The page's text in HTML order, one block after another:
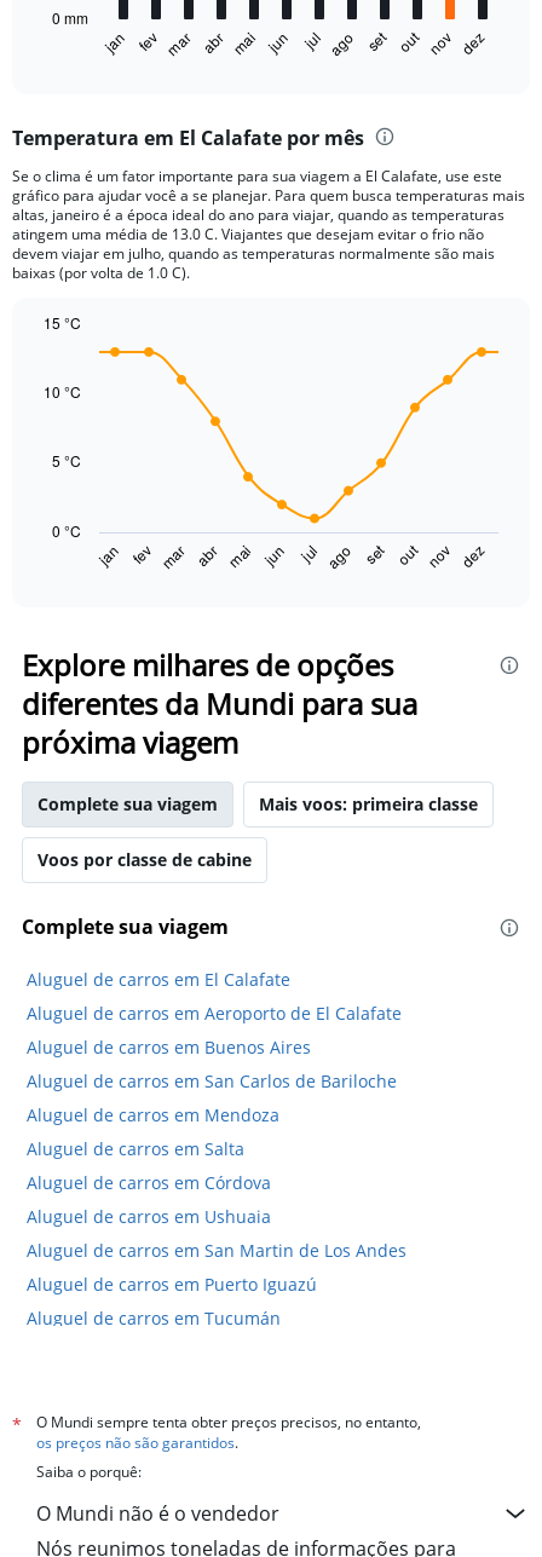
Range:
categories.
The
chart
has
1
axis
displaying
Range:
20.
jan fev mar abr mai jun jul ago set out nov dez
0 mm
Temperatura em El Calafate por mês
Se o clima é um fator importante para sua viagem a El Calafate, use este
gráfico para ajudar você a se planejar. Para quem busca temperaturas mais
altas, janeiro é a época ideal do ano para viajar, quando as temperaturas
atingem uma média de 13.0 C. Viajantes que desejam evitar o frio não
devem viajar em julho, quando as temperaturas normalmente são mais
baixas (por volta de 1.0 C).
with
has
categories.
Range:
14
categories.
The
has
1
Y
axis
displaying
Range:
to
jan fev mar abr mai jun jul ago set out nov dez
0 °C
5 °C
10 °C
15 °C
Explore milhares de opções
diferentes da Mundi para sua
próxima viagem
Complete sua viagem Mais voos: primeira classe
Voos por classe de cabine
Complete sua viagem
Aluguel de carros em El Calafate
Aluguel de carros em Aeroporto de El Calafate
Aluguel de carros em Buenos Aires
Aluguel de carros em San Carlos de Bariloche
Aluguel de carros em Mendoza
Aluguel de carros em Salta
Aluguel de carros em Córdova
Aluguel de carros em Ushuaia
Aluguel de carros em San Martin de Los Andes
Aluguel de carros em Puerto Iguazú
Aluguel de carros em Tucumán
Hotéis em Buenos Aires
Hotéis em Puerto Iguazú
Hotéis em San Carlos de Bariloche
Hotéis em Mar del Plata
*
O Mundi sempre tenta obter preços precisos, no entanto,
os preços não são garantidos.
Saiba o porquê:
O Mundi não é o vendedor
Nós reunimos toneladas de informações para